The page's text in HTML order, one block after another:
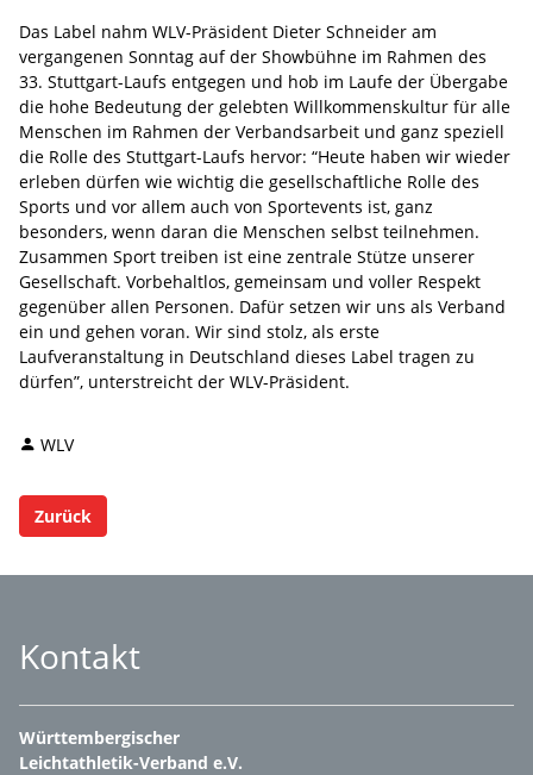
Das Label nahm WLV-Präsident Dieter Schneider am
vergangenen Sonntag auf der Showbühne im Rahmen des
33. Stuttgart-Laufs entgegen und hob im Laufe der Übergabe
die hohe Bedeutung der gelebten Willkommenskultur für alle
Menschen im Rahmen der Verbandsarbeit und ganz speziell
die Rolle des Stuttgart-Laufs hervor: “Heute haben wir wieder
erleben dürfen wie wichtig die gesellschaftliche Rolle des
Sports und vor allem auch von Sportevents ist, ganz
besonders, wenn daran die Menschen selbst teilnehmen.
Zusammen Sport treiben ist eine zentrale Stütze unserer
Gesellschaft. Vorbehaltlos, gemeinsam und voller Respekt
gegenüber allen Personen. Dafür setzen wir uns als Verband
ein und gehen voran. Wir sind stolz, als erste
Laufveranstaltung in Deutschland dieses Label tragen zu
dürfen”, unterstreicht der WLV-Präsident.
WLV
Zurück
Kontakt
Württembergischer
Leichtathletik-Verband e.V.